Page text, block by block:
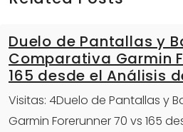
Duelo de Pantallas y
Comparativa Garmin
165 desde el Análisis
Visitas: 4Duelo de Pantallas y
Garmin Forerunner 70 vs 165